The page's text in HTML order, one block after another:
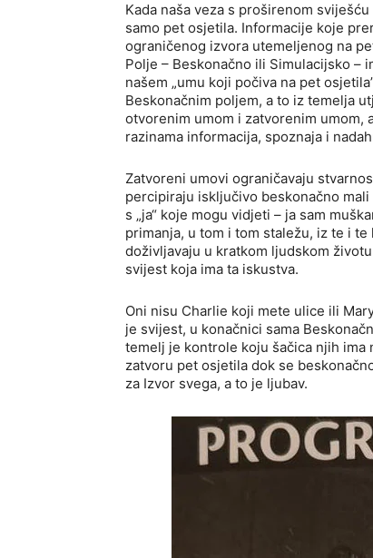
Kada naša veza s proširenom
samo pet osjetila. Informacije koje
ograničenog izvora utemeljenog na
Polje – Beskonačno ili Simulacijsko –
našem „umu koji počiva na pet
Beskonačnim poljem, a to iz temelja
otvorenim umom i zatvorenim
razinama informacija, spoznaja i
Zatvoreni umovi ograničavaju
percipiraju isključivo beskonačno
s „ja“ koje mogu vidjeti – ja sam
primanja, u tom i tom staležu, iz te i
doživljavaju u kratkom ljudskom
svijest koja ima ta iskustva.
Oni nisu Charlie koji mete ulice ili
je svijest, u konačnici sama
temelj je kontrole koju šačica njih ima
zatvoru pet osjetila dok se
za Izvor svega, a to je ljubav.